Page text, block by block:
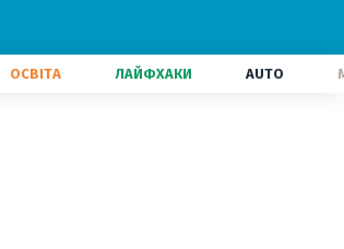
ОСВІТА ЛАЙФХАКИ AUTO